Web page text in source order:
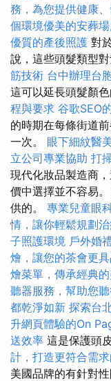
務，為您提供健康
個環境優美的安葬
優質的產後照護 對
說，這些頭髮類型
筋技術 台中辦理台
這可以延長頭髮顏色
程與要求 谷歌SEO
的時期在每條街道
一次。 眼下細紋醫
立公司專業協助 打
現代化妝品製造商
價中選擇並不容易
供的。 專業兒童眼
情，讓你輕鬆規劃
子照護環境 戶外婚
燴，讓您的茶會更
燴菜單，傳承經典
聽器服務，幫助您
都乾淨如新 探索台
升網頁體驗的On
送效率 這是保護頭
計，打造更符合需
美國品牌的有針對